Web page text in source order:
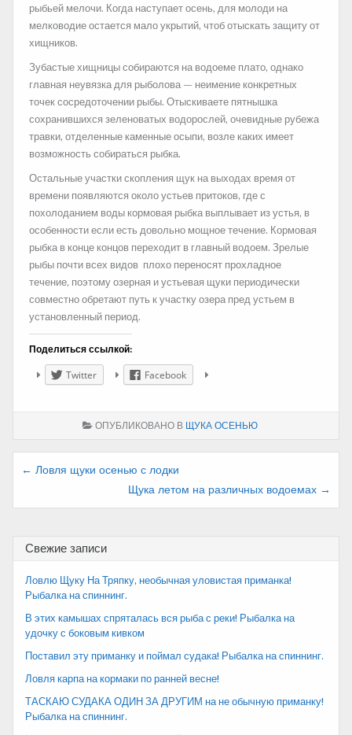
рыбьей мелочи. Когда наступает осень, для молоди на
мелководие остается мало укрытий, чтоб отыскать защиту от
хищников.
Зубастые хищницы собираются на водоеме плато, однако
главная неувязка для рыболова — неимение конкретных
точек сосредоточении рыбы. Отыскиваете пятнышка
сохранившихся зеленоватых водорослей, очевидные рубежа
травки, отделенные каменные осыпи, возле каких имеет
возможность собираться рыбка.
Остальные участки скопления щук на выходах время от
времени появляются около устьев притоков, где с
похолоданием воды кормовая рыбка выплывает из устья, в
особенности если есть довольно мощное течение. Кормовая
рыбка в конце концов переходит в главный водоем. Зрелые
рыбы почти всех видов плохо переносят прохладное
течение, поэтому озерная и устьевая щуки периодически
совместно обретают путь к участку озера пред устьем в
установленный период.
Поделиться ссылкой:
Twitter Facebook
ОПУБЛИКОВАНО В ЩУКА ОСЕНЬЮ
Навигация
← Ловля щуки осенью с лодки
Щука летом на различных водоемах →
Свежие записи
Ловлю Щуку На Тряпку, необычная уловистая приманка!
Рыбалка на спиннинг.
В этих камышах спряталась вся рыба с реки! Рыбалка на
удочку с боковым кивком
Поставил эту приманку и поймал судака! Рыбалка на спиннинг.
Ловля карпа на кормаки по ранней весне!
ТАСКАЮ СУДАКА ОДИН ЗА ДРУГИМ на не обычную приманку!
Рыбалка на спиннинг.